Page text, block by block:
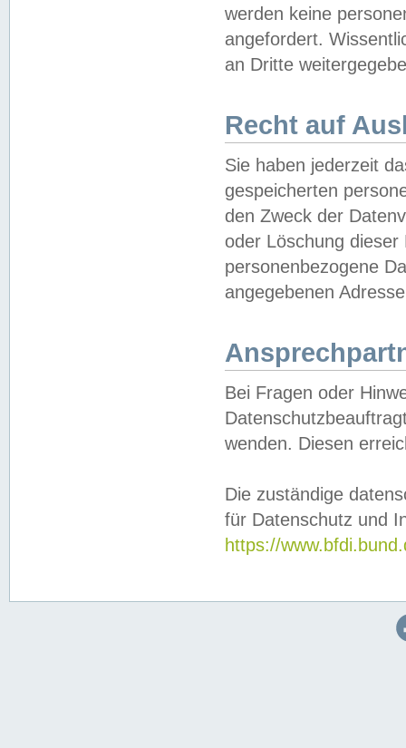
werden keine
angefordert.
an Dritte
Recht auf
Sie haben jederzeit
gespeicherten
den Zweck der
oder Löschung
personenbezogene
angegebenen
Bei Fragen oder
wenden. Diesen
Die zuständige
für Datenschutz und
https://